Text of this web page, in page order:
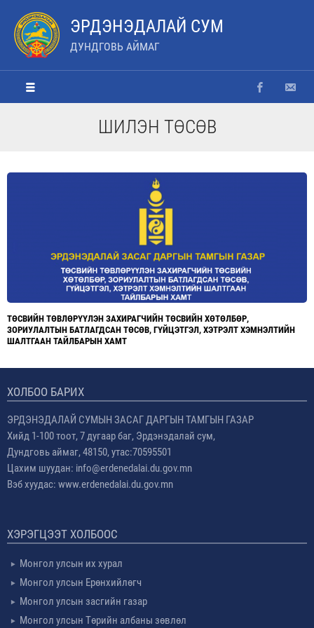
ЭРДЭНЭДАЛАЙ СУМ
ДУНДГОВЬ АЙМАГ
ШИЛЭН ТӨСӨВ
ТӨСВИЙН ТӨВЛӨРҮҮЛЭН ЗАХИРАГЧИЙН ТӨСВИЙН ХӨТӨЛБӨР,
ЗОРИУЛАЛТЫН БАТЛАГДСАН ТӨСӨВ, ГҮЙЦЭТГЭЛ, ХЭТРЭЛТ ХЭМНЭЛТИЙН
ШАЛТГААН ТАЙЛБАРЫН ХАМТ
ХОЛБОО БАРИХ
ЭРДЭНЭДАЛАЙ СУМЫН ЗАСАГ ДАРГЫН ТАМГЫН ГАЗАР
Хийд 1-100 тоот, 7 дугаар баг, Эрдэнэдалай сум,
Дундговь аймаг, 48150, утас:70595501
Цахим шуудан: info@erdenedalai.du.gov.mn
Вэб хуудас: www.erdenedalai.du.gov.mn
ХЭРЭГЦЭЭТ ХОЛБООС
Монгол улсын их хурал
Монгол улсын Ерөнхийлөгч
Монгол улсын засгийн газар
Монгол улсын Төрийн албаны зөвлөл